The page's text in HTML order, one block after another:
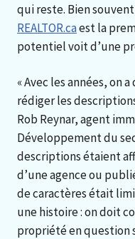
qui reste. Bien
REALTOR.caest la
potentiel voit d’une
« Avec les années, on
rédiger les
Rob Reynar, agent
Développement du
descriptions étaient
d’une agence ou
de caractères était
une histoire : on doit
propriété en question